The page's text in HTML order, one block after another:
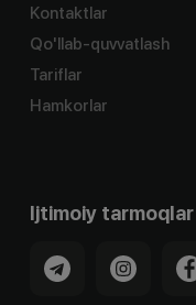
Kontaktlar
Qo'llab-quvvatlash
Tariflar
Hamkorlar
Ijtimoiy tarmoqlar